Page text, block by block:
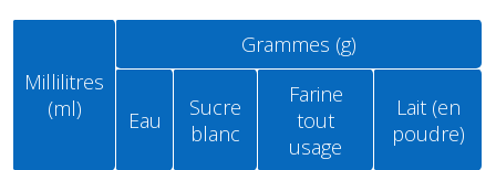
Millilitres
(ml)
Grammes (g)
Eau
Sucre
blanc
Farine
tout
usage
Lait (en
poudre)